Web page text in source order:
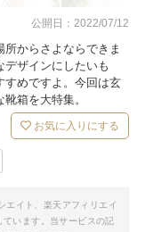
公開日：2022/07/12
からさよならできま
ザインにしたいも
すめですよ。今回は玄
箱を大特集。
お気に入りにする
イト、楽天アフィリエイ
います。当サービスの記